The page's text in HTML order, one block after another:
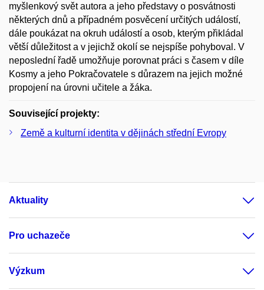
myšlenkový svět autora a jeho představy o posvátnosti
některých dnů a případném posvěcení určitých událostí,
dále poukázat na okruh událostí a osob, kterým přikládal
větší důležitost a v jejichž okolí se nejspíše pohyboval. V
neposlední řadě umožňuje porovnat práci s časem v díle
Kosmy a jeho Pokračovatele s důrazem na jejich možné
propojení na úrovni učitele a žáka.
Související projekty:
Země a kulturní identita v dějinách střední Evropy
Aktuality
Pro uchazeče
Výzkum